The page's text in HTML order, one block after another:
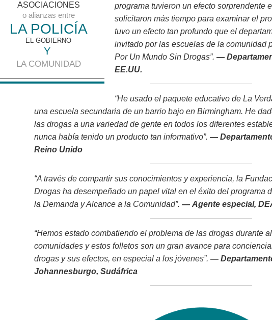
ASOCIACIONES
o alianzas entre
LA POLICÍA
EL GOBIERNO
Y
LA COMUNIDAD
programa tuvieron un efecto sorprendente
solicitaron más tiempo para examinar el
tuvo un efecto tan profundo que el
invitado por las escuelas de la comunidad
Por Un Mundo Sin Drogas”. —
EE.UU.
“He usado el paquete educativo de La
una escuela secundaria de un barrio bajo en Birmingham. He
las drogas a una variedad de gente en todos los diferentes
nunca había tenido un producto tan informativo”. —
Reino Unido
“A través de compartir sus conocimientos y experiencia, la
Drogas ha desempeñado un papel vital en el éxito del programa
la Demanda y Alcance a la Comunidad”. — Agente especial,
“Hemos estado combatiendo el problema de las drogas durante
comunidades y estos folletos son un gran avance para
drogas y sus efectos, en especial a los jóvenes”. —
Johannesburgo, Sudáfrica